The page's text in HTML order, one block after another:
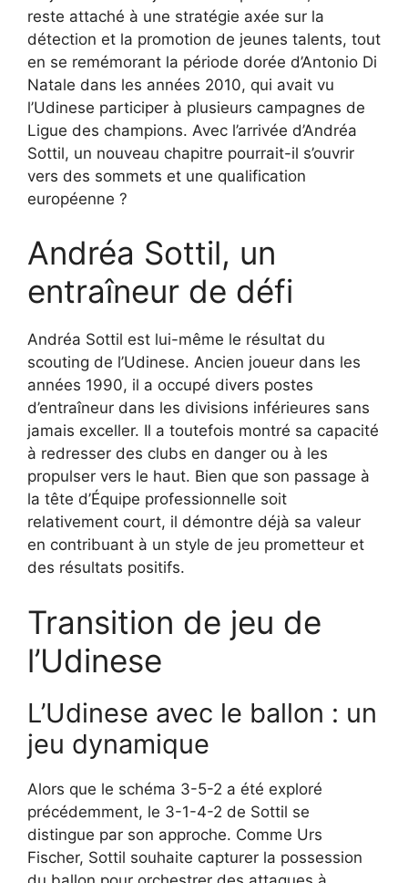
reste attaché à une stratégie axée sur la
détection et la promotion de jeunes talents, tout
en se remémorant la période dorée d’Antonio Di
Natale dans les années 2010, qui avait vu
l’Udinese participer à plusieurs campagnes de
Ligue des champions. Avec l’arrivée d’Andréa
Sottil, un nouveau chapitre pourrait-il s’ouvrir
vers des sommets et une qualification
européenne ?
Andréa Sottil, un
entraîneur de défi
Andréa Sottil est lui-même le résultat du
scouting de l’Udinese. Ancien joueur dans les
années 1990, il a occupé divers postes
d’entraîneur dans les divisions inférieures sans
jamais exceller. Il a toutefois montré sa capacité
à redresser des clubs en danger ou à les
propulser vers le haut. Bien que son passage à
la tête d’Équipe professionnelle soit
relativement court, il démontre déjà sa valeur
en contribuant à un style de jeu prometteur et
des résultats positifs.
Transition de jeu de
l’Udinese
L’Udinese avec le ballon : un
jeu dynamique
Alors que le schéma 3-5-2 a été exploré
précédemment, le 3-1-4-2 de Sottil se
distingue par son approche. Comme Urs
Fischer, Sottil souhaite capturer la possession